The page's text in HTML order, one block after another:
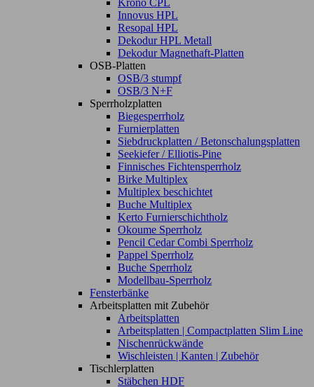
Krono CPL
Innovus HPL
Resopal HPL
Dekodur HPL Metall
Dekodur Magnethaft-Platten
OSB-Platten
OSB/3 stumpf
OSB/3 N+F
Sperrholzplatten
Biegesperrholz
Furnierplatten
Siebdruckplatten / Betonschalungsplatten
Seekiefer / Elliotis-Pine
Finnisches Fichtensperrholz
Birke Multiplex
Multiplex beschichtet
Buche Multiplex
Kerto Furnierschichtholz
Okoume Sperrholz
Pencil Cedar Combi Sperrholz
Pappel Sperrholz
Buche Sperrholz
Modellbau-Sperrholz
Fensterbänke
Arbeitsplatten mit Zubehör
Arbeitsplatten
Arbeitsplatten | Compactplatten Slim Line
Nischenrückwände
Wischleisten | Kanten | Zubehör
Tischlerplatten
Stäbchen HDF